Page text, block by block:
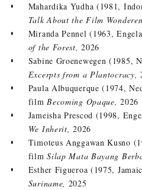
Mahardika Yudha (1981,
Talk About the Film
Miranda Pennel (1963,
of the Forest,2026
Sabine Groenewegen (1985,
Excerpts from a Plantocracy,
Paula Albuquerque (1974,
filmBecoming Opaque,2026
Jameisha Prescod (1998,
We Inherit,2026
Timoteus Anggawan Kusno
filmSilap Mata Bayang
Esther Figueroa (1975,
Suriname, 2025